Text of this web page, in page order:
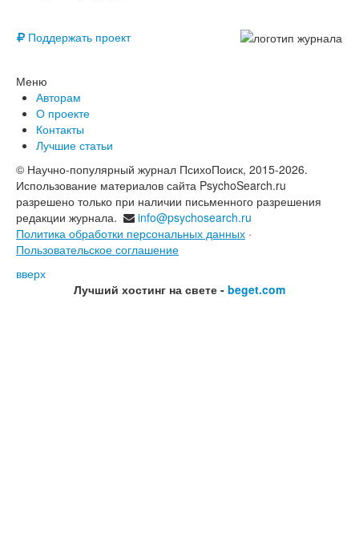
Поддержать проект
Меню
Авторам
О проекте
Контакты
Лучшие статьи
© Научно-популярный журнал ПсихоПоиск, 2015-2026.
Использование материалов сайта PsychoSearch.ru
разрешено только при наличии письменного разрешения
редакции журнала.
info@psychosearch.ru
Политика обработки персональных данных ·
Пользовательское соглашение
вверх
Лучший хостинг на свете - beget.com